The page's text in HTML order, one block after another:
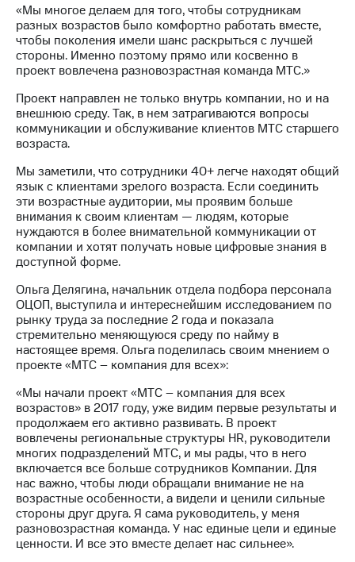
Корпоративный
секретарь
Раскрытие
информации
Информация
акционерам
Документы
ПАО
"МТС"
акционеров
Личный
кабинет
акционера
Акционерный
капитал
Контроль
аудит
Рынок
акций
Описание
Программа
Порядок
выкупа
акций
Дивиденды
Рынок
облигаций
Описание
Еврооблигации-2023
Уведомление
о
«Мы многое делаем для того, чтобы сотрудникам
разных возрастов было комфортно работать вместе,
чтобы поколения имели шанс раскрыться с лучшей
стороны. Именно поэтому прямо или косвенно в
проект вовлечена разновозрастная команда МТС.»
Проект направлен не только внутрь компании, но и на
внешнюю среду. Так, в нем затрагиваются вопросы
коммуникации и обслуживание клиентов МТС старшего
возраста.
Мы заметили, что сотрудники 40+ легче находят общий
язык с клиентами зрелого возраста. Если соединить
эти возрастные аудитории, мы проявим больше
внимания к своим клиентам — людям, которые
нуждаются в более внимательной коммуникации от
компании и хотят получать новые цифровые знания в
доступной форме.
Ольга Делягина, начальник отдела подбора персонала
ОЦОП, выступила и интереснейшим исследованием по
рынку труда за последние 2 года и показала
стремительно меняющуюся среду по найму в
настоящее время. Ольга поделилась своим мнением о
проекте «МТС – компания для всех»:
«Мы начали проект «МТС – компания для всех
возрастов» в 2017 году, уже видим первые результаты и
продолжаем его активно развивать. В проект
вовлечены региональные структуры HR, руководители
многих подразделений МТС, и мы рады, что в него
включается все больше сотрудников Компании. Для
нас важно, чтобы люди обращали внимание не на
возрастные особенности, а видели и ценили сильные
стороны друг друга. Я сама руководитель, у меня
разновозрастная команда. У нас единые цели и единые
ценности. И все это вместе делает нас сильнее».